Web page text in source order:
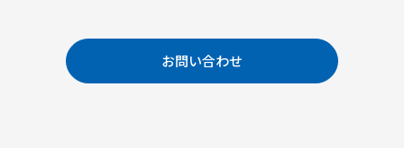
お問い合わせ